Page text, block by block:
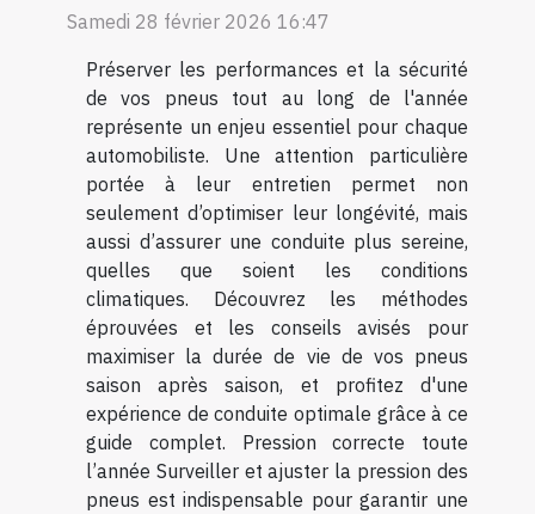
Samedi 28 février 2026 16:47
Préserver les performances et la sécurité
de vos pneus tout au long de l'année
représente un enjeu essentiel pour chaque
automobiliste. Une attention particulière
portée à leur entretien permet non
seulement d’optimiser leur longévité, mais
aussi d’assurer une conduite plus sereine,
quelles que soient les conditions
climatiques. Découvrez les méthodes
éprouvées et les conseils avisés pour
maximiser la durée de vie de vos pneus
saison après saison, et profitez d'une
expérience de conduite optimale grâce à ce
guide complet. Pression correcte toute
l’année Surveiller et ajuster la pression des
pneus est indispensable pour garantir une